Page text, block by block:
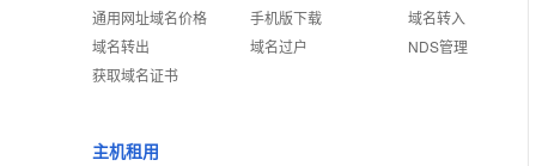
通用网址域名价格
域名转出
获取域名证书
手机版下载
域名过户
域名转入
NDS管理
主机租用